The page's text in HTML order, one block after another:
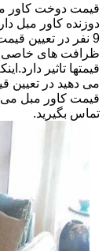
قیمت دوخت کاور
9 نفر در تعیین
ظرافت های خاصی
قیمتها تاثیر
می دهید در تعیین
قیمت کاور مبل می
تماس بگیرید.